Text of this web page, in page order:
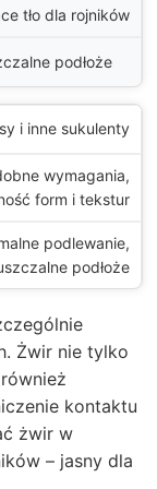
tło dla rojników
podłoże
i inne sukulenty
wymagania,
form i tekstur
podlewanie,
podłoże
Żwir nie tylko
kontaktu
żwir w
– jasny dla